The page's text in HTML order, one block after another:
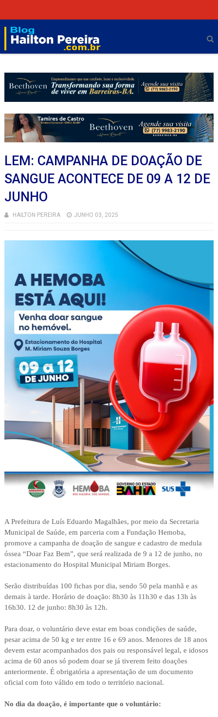
LEM: CAMPANHA DE DOAÇÃO DE
SANGUE ACONTECE DE 09 A 12 DE
JUNHO
HAILTON PEREIRA JUNHO 03, 2025
A Prefeitura de Luís Eduardo Magalhães, por meio da Secretaria
Municipal de Saúde, em parceria com a Fundação Hemoba,
promove a campanha de doação de sangue e cadastro de medula
óssea “Doar Faz Bem”, que será realizada de 9 a 12 de junho, no
estacionamento do Hospital Municipal Miriam Borges.
Serão distribuídas 100 fichas por dia, sendo 50 pela manhã e as
demais à tarde. Horário de doação: 8h30 às 11h30 e das 13h às
16h30. 12 de junho: 8h30 às 12h.
Para doar, o voluntário deve estar em boas condições de saúde,
pesar acima de 50 kg e ter entre 16 e 69 anos. Menores de 18 anos
devem estar acompanhados dos pais ou responsável legal, e idosos
acima de 60 anos só podem doar se já tiverem feito doações
anteriormente. É obrigatória a apresentação de um documento
oficial com foto válido em todo o território nacional.
No dia da doação, é importante que o voluntário: